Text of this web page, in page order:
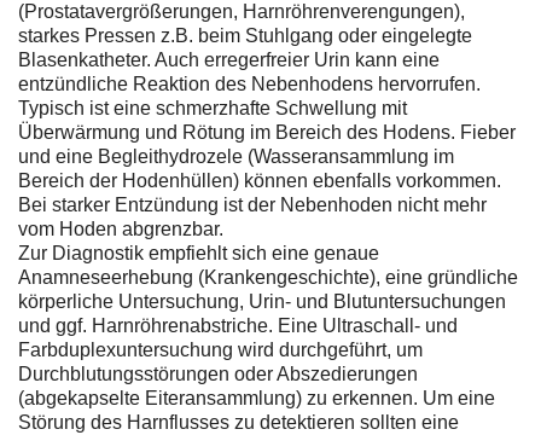
(Prostatavergrößerungen, Harnröhrenverengungen),
starkes Pressen z.B. beim Stuhlgang oder eingelegte
Blasenkatheter. Auch erregerfreier Urin kann eine
entzündliche Reaktion des Nebenhodens hervorrufen.
Typisch ist eine schmerzhafte Schwellung mit
Überwärmung und Rötung im Bereich des Hodens. Fieber
und eine Begleithydrozele (Wasseransammlung im
Bereich der Hodenhüllen) können ebenfalls vorkommen.
Bei starker Entzündung ist der Nebenhoden nicht mehr
vom Hoden abgrenzbar.
Zur Diagnostik empfiehlt sich eine genaue
Anamneseerhebung (Krankengeschichte), eine gründliche
körperliche Untersuchung, Urin- und Blutuntersuchungen
und ggf. Harnröhrenabstriche. Eine Ultraschall- und
Farbduplexuntersuchung wird durchgeführt, um
Durchblutungsstörungen oder Abszedierungen
(abgekapselte Eiteransammlung) zu erkennen. Um eine
Störung des Harnflusses zu detektieren sollten eine